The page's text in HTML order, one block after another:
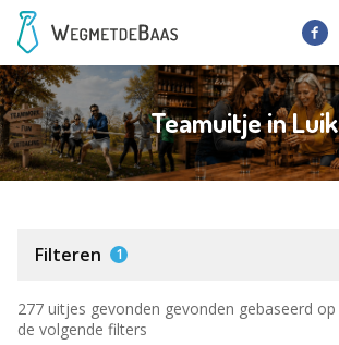
Teamuitje in Luik
Filteren 1
277 uitjes gevonden gevonden gebaseerd op
de volgende filters